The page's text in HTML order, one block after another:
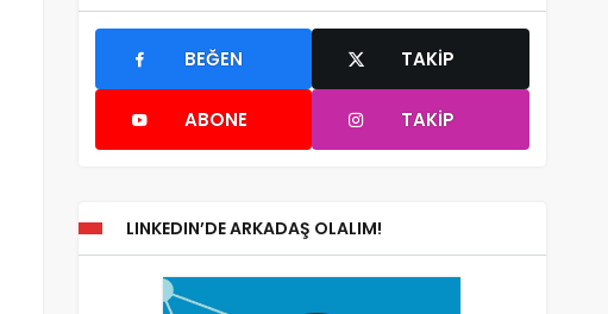
BEĞEN TAKIP
ABONE TAKIP
LINKEDIN’DE ARKADAŞ OLALIM!